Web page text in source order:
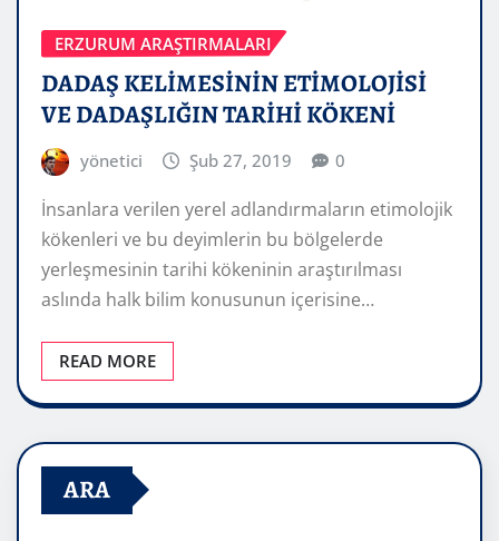
ERZURUM ARAŞTIRMALARI
DADAŞ KELİMESİNİN ETİMOLOJİSİ
VE DADAŞLIĞIN TARİHİ KÖKENİ
yönetici Şub 27, 2019 0
İnsanlara verilen yerel adlandırmaların etimolojik
kökenleri ve bu deyimlerin bu bölgelerde
yerleşmesinin tarihi kökeninin araştırılması
aslında halk bilim konusunun içerisine…
READ MORE
ARA